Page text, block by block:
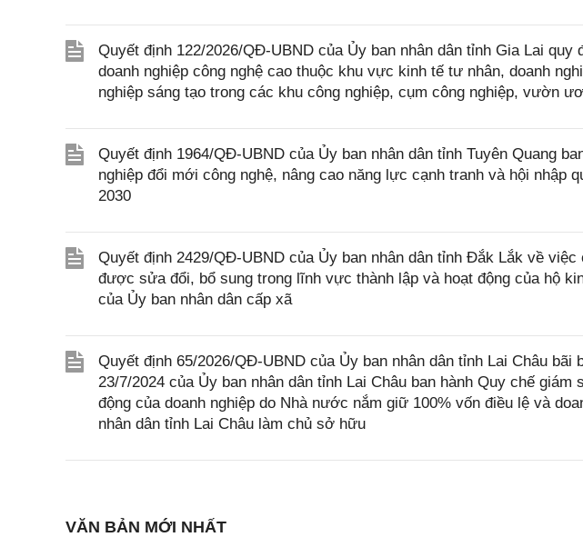
Quyết định 122/2026/QĐ-UBND của Ủy ban nhân dân tỉnh Gia Lai
doanh nghiệp công nghệ cao thuộc khu vực kinh tế tư nhân, doanh
nghiệp sáng tạo trong các khu công nghiệp, cụm công nghiệp, vườn
Quyết định 1964/QĐ-UBND của Ủy ban nhân dân tỉnh Tuyên Quang
nghiệp đổi mới công nghệ, nâng cao năng lực cạnh tranh và hội nhập
2030
Quyết định 2429/QĐ-UBND của Ủy ban nhân dân tỉnh Đắk Lắk về
được sửa đổi, bổ sung trong lĩnh vực thành lập và hoạt động của hộ
của Ủy ban nhân dân cấp xã
Quyết định 65/2026/QĐ-UBND của Ủy ban nhân dân tỉnh Lai Châu bãi
23/7/2024 của Ủy ban nhân dân tỉnh Lai Châu ban hành Quy chế
động của doanh nghiệp do Nhà nước nắm giữ 100% vốn điều lệ và
nhân dân tỉnh Lai Châu làm chủ sở hữu
VĂN BẢN MỚI NHẤT